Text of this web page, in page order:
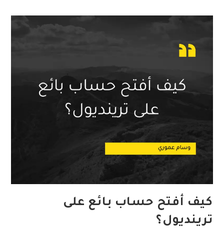
كيف أفتح حساب بائع على
ترينديول؟